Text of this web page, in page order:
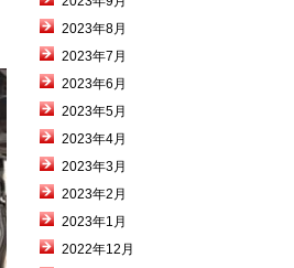
2023年8月
2023年7月
2023年6月
2023年5月
2023年4月
2023年3月
2023年2月
2023年1月
2022年12月